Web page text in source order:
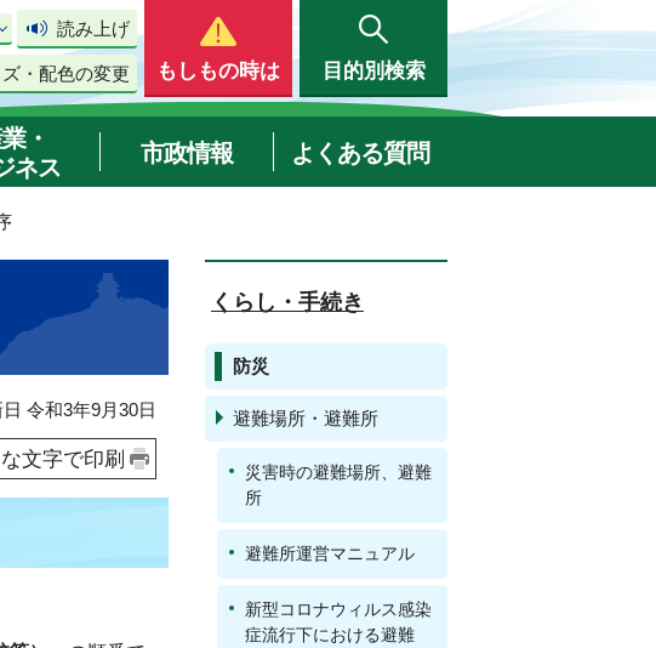
読み上げ
・配色の変更 もしもの時は 目的別検索
・
ネス
市政情報 よくある質問
令和3年9月30日
文字で印刷
くらし・手続き
防災
避難場所・避難所
災害時の避難場所、避難
所
避難所運営マニュアル
新型コロナウィルス感染
症流行下における避難